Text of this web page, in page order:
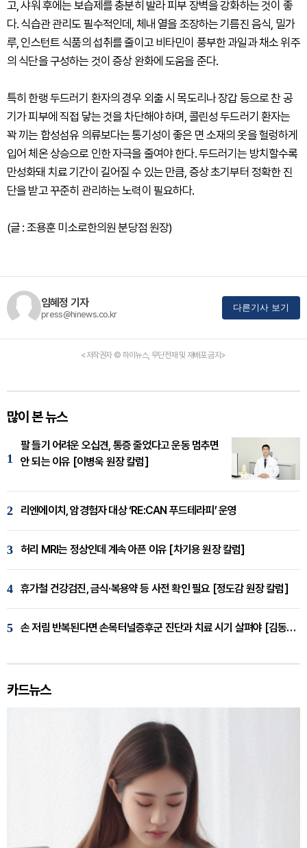
고, 샤워 후에는 보습제를 충분히 발라 피부 장벽을 강화하는 것이 좋
다. 식습관 관리도 필수적인데, 체내 열을 조장하는 기름진 음식, 밀가
루, 인스턴트 식품의 섭취를 줄이고 비타민이 풍부한 과일과 채소 위주
의 식단을 구성하는 것이 증상 완화에 도움을 준다.
특히 한랭 두드러기 환자의 경우 외출 시 목도리나 장갑 등으로 찬 공
기가 피부에 직접 닿는 것을 차단해야 하며, 콜린성 두드러기 환자는
꽉 끼는 합성섬유 의류보다는 통기성이 좋은 면 소재의 옷을 헐렁하게
입어 체온 상승으로 인한 자극을 줄여야 한다. 두드러기는 방치할수록
만성화돼 치료 기간이 길어질 수 있는 만큼, 증상 초기부터 정확한 진
단을 받고 꾸준히 관리하는 노력이 필요하다.
(글 : 조용훈 미소로한의원 분당점 원장)
임혜정 기자
press@hinews.co.kr
다른기사 보기
<저작권자 © 하이뉴스, 무단전재 및 재배포 금지>
많이 본 뉴스
1
팔 들기 어려운 오십견, 통증 줄었다고 운동 멈추면
안 되는 이유 [이병욱 원장 칼럼]
2 리엔에이치, 암경험자 대상 ‘RE:CAN 푸드테라피’ 운영
3 허리 MRI는 정상인데 계속 아픈 이유 [차기용 원장 칼럼]
4 휴가철 건강검진, 금식·복용약 등 사전 확인 필요 [정도감 원장 칼럼]
5 손 저림 반복된다면 손목터널증후군 진단과 치료 시기 살펴야 [김동현 원장 칼럼]
카드뉴스